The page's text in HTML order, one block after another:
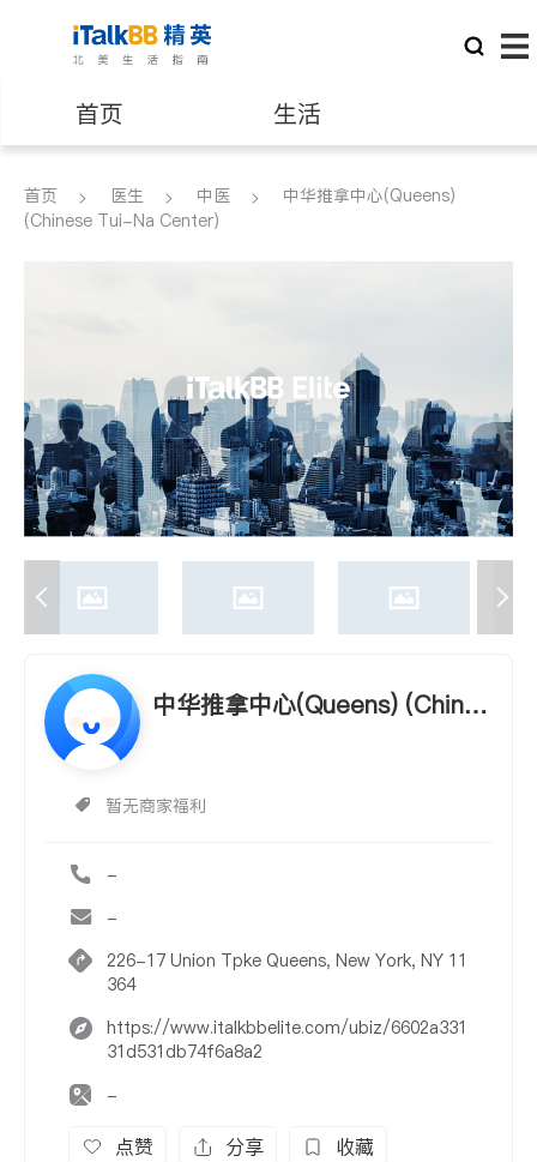
首页 生活
医生 律师
养老 非盈利组织
首页 医生 中医
中华推拿中心(Queens)
(Chinese Tui-Na Center)
中华推拿中心(Queens) (Chines
暂无商家福利
-
-
226-17 Union Tpke Queens, New York, NY 11
364
https://www.italkbbelite.com/ubiz/6602a331
31d531db74f6a8a2
-
点赞 分享 收藏